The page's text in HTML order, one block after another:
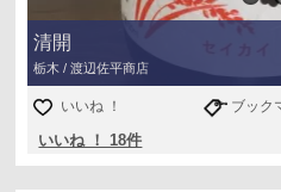
清開
栃木 / 渡辺佐平商店
いいね ！ ブック
いいね ！ 18件